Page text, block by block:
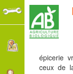
épicerie
ceux de